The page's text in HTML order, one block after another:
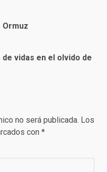
de vidas en el olvido de
no será publicada. Los
con *